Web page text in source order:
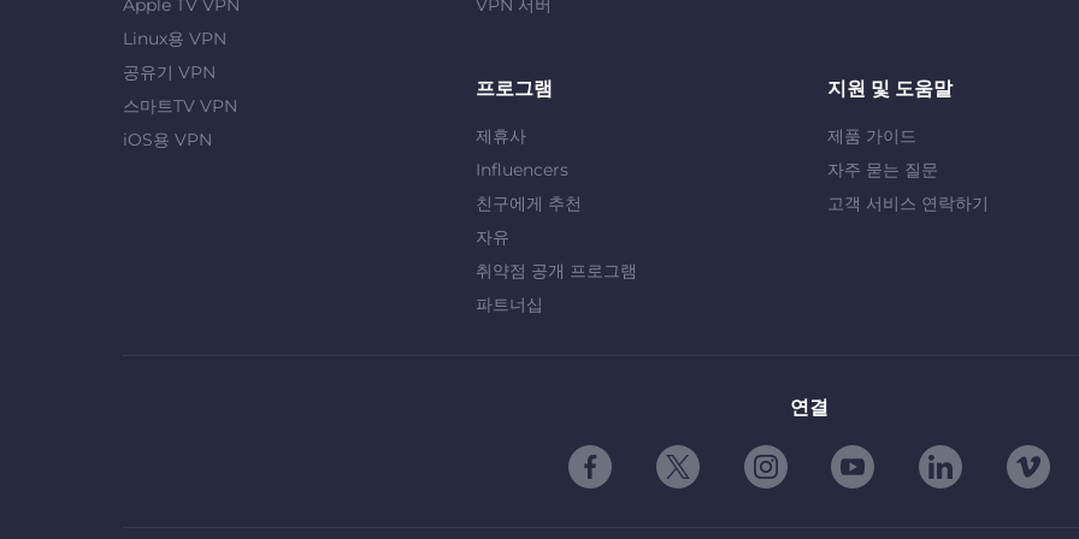
Apple TV VPN
Linux용 VPN
공유기 VPN
스마트TV VPN
iOS용 VPN
VPN 서버
프로그램
제휴사
Influencers
친구에게 추천
자유
취약점 공개 프로그램
파트너십
지원 및 도움말
제품 가이드
자주 묻는 질문
고객 서비스 연락하기
연결